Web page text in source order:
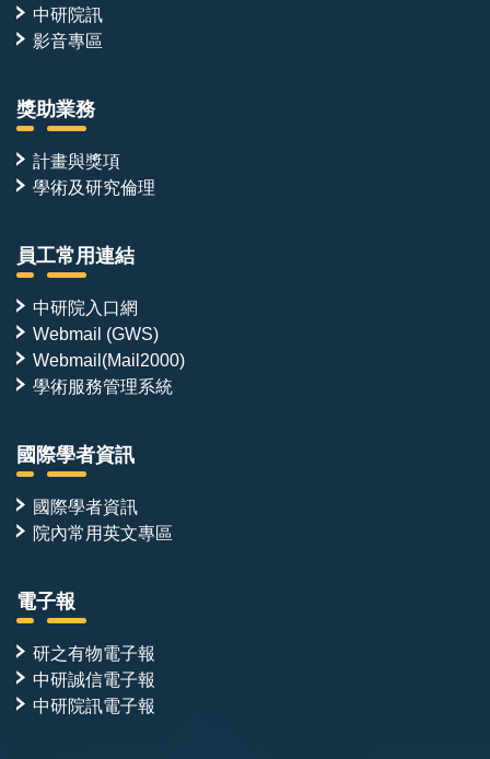
中研院訊
影音專區
獎助業務
計畫與獎項
學術及研究倫理
員工常用連結
中研院入口網
Webmail (GWS)
Webmail(Mail2000)
學術服務管理系統
國際學者資訊
國際學者資訊
院內常用英文專區
電子報
研之有物電子報
中研誠信電子報
中研院訊電子報